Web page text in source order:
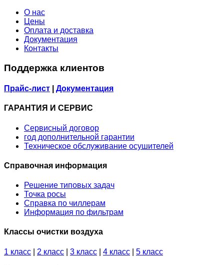
О нас
Цены
Оплата и доставка
Документация
Контакты
Поддержка клиентов
Прайс-лист Документация
ГАРАНТИЯ И СЕРВИС
Сервисный договор
год дополнительной гарантии
Техническое обслуживание осушителей
Справочная информация
Решение типовых задач
Точка росы
Справка по чиллерам
Информация по фильтрам
Классы очистки воздуха
1 класс 2 класс 3 класс 4 класс 5 класс